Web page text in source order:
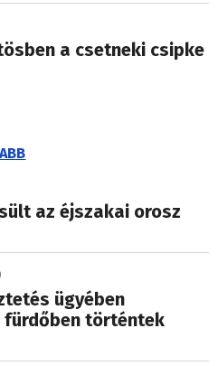
a csetneki csipke
az éjszakai orosz
ügyében
fürdőben történtek